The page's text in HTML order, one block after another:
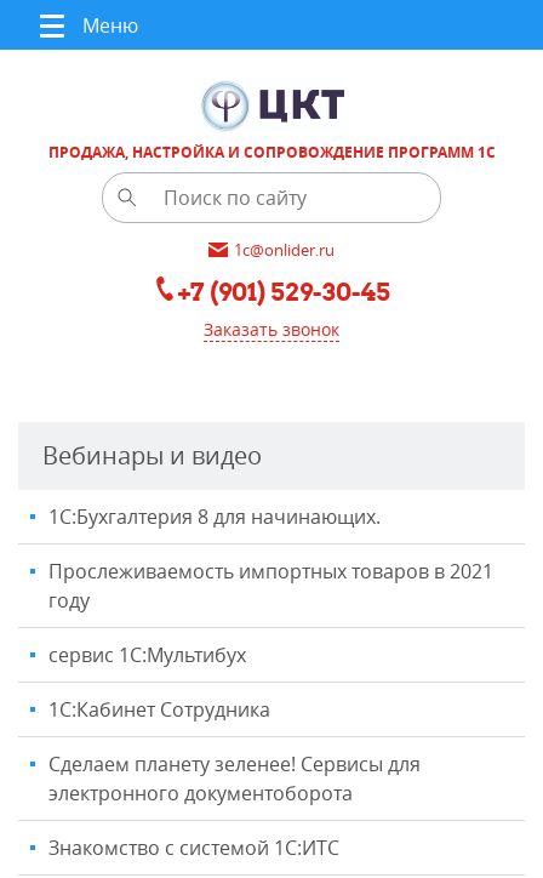
Меню
ПРОДАЖА, НАСТРОЙКА И СОПРОВОЖДЕНИЕ ПРОГРАММ 1С
1c@onlider.ru
+7 (901) 529-30-45
Заказать звонок
Вебинары и видео
1С:Бухгалтерия 8 для начинающих.
Прослеживаемость импортных товаров в 2021
году
сервис 1С:Мультибух
1С:Кабинет Сотрудника
Сделаем планету зеленее! Сервисы для
электронного документоборота
Знакомство с системой 1С:ИТС